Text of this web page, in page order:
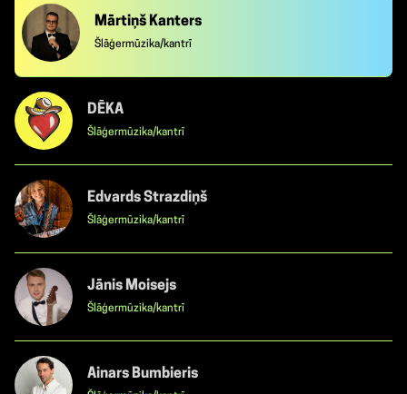
Mārtiņš Kanters
Šlāģermūzika/kantrī
DĒKA
Šlāģermūzika/kantrī
Edvards Strazdiņš
Šlāģermūzika/kantrī
Jānis Moisejs
Šlāģermūzika/kantrī
Ainars Bumbieris